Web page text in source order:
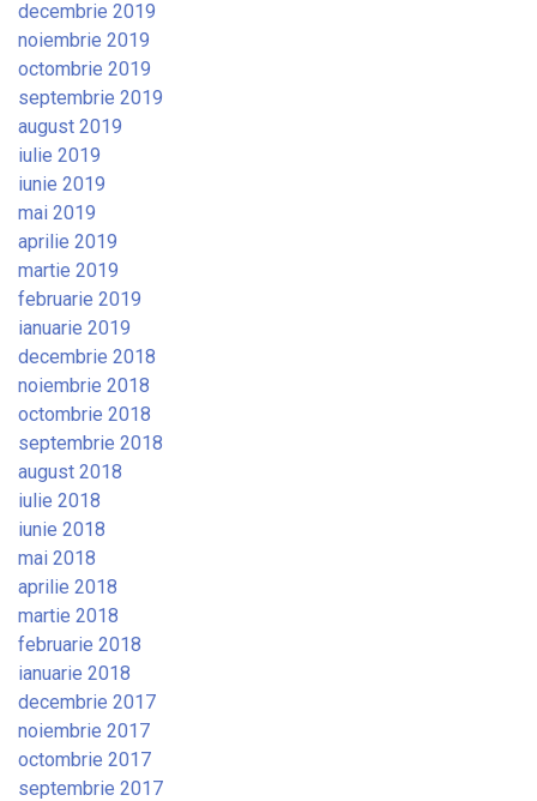
decembrie 2019
noiembrie 2019
octombrie 2019
septembrie 2019
august 2019
iulie 2019
iunie 2019
mai 2019
aprilie 2019
martie 2019
februarie 2019
ianuarie 2019
decembrie 2018
noiembrie 2018
octombrie 2018
septembrie 2018
august 2018
iulie 2018
iunie 2018
mai 2018
aprilie 2018
martie 2018
februarie 2018
ianuarie 2018
decembrie 2017
noiembrie 2017
octombrie 2017
septembrie 2017